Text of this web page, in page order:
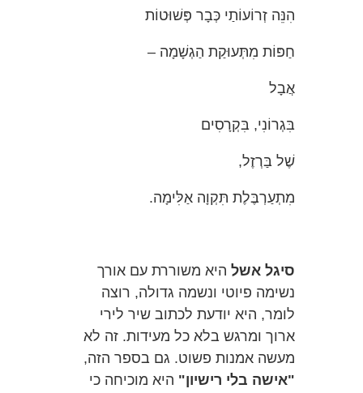
הִנֵּה זְרוֹעוֹתַי כְּבָר פְּשׁוּטוֹת
חַפּוֹת מִתְּעוּקַת הַגְשָׁמָה –
אֲבָל
בִּגְרוֹנִי, בִּקְרָסִים
שֶׁל בַּרְזֶל,
מִתְעַרְבֶּלֶת תִּקְוָה אַלִּימָה.
סיגל אשל היא משוררת עם אורך
נשימה פיוטי ונשמה גדולה, רוצה
לומר, היא יודעת לכתוב שיר לירי
ארוך ומרגש בלא כל מעידות. זה לא
מעשה אמנות פשוט. גם בספר הזה,
"אישה בלי רישיון" היא מוכיחה כי